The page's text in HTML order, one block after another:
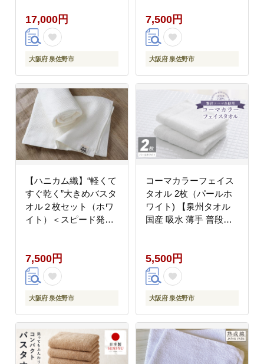
17,000円
大阪府 泉佐野市
7,500円
大阪府 泉佐野市
【ハニカム織】“軽くて
すぐ乾く”大きめバスタ
オル２枚セット（ホワ
イト）＜スピード発送
7,500円
大阪府 泉佐野市
コーマカラーフェイス
タオル 2枚（パールホ
ワイト) 【泉州タオル
国産 吸水 薄手 普段使
5,500円
大阪府 泉佐野市